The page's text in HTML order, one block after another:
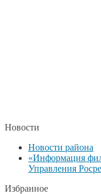
Новости
Новости района
«Информация
Управления
Избранное